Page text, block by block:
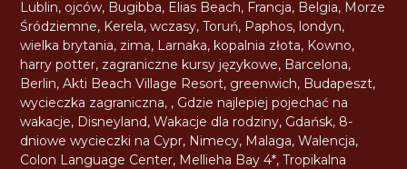
Lublin, ojców, Bugibba, Elias Beach, Francja, Belgia, Morze
Śródziemne, Kerela,wczasy,Toruń, Paphos, londyn,
wielka brytania, zima, Larnaka, kopalnia złota, Kowno,
harry potter, zagraniczne kursy językowe, Barcelona,
Berlin,Akti Beach Village Resort, greenwich, Budapeszt,
wycieczka zagraniczna, , Gdzie najlepiej pojechać na
wakacje, Disneyland,Wakacje dla rodziny, Gdańsk, 8-
dniowe wycieczki na Cypr, Nimecy, Malaga,Walencja,
Colon Language Center, Mellieha Bay 4*,Tropikalna